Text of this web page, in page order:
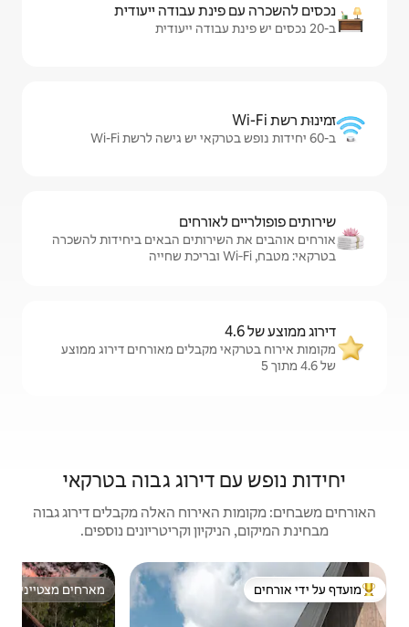
עבודה ייעודית
הבאים ביחידות להשכרה
מקבלים מאורחים דירוג ממוצע
דירוג גבוה בטרקאי
האלה מקבלים דירוג גבוה
וקריטריונים נוספים.
ידי אורחים מארחים מצטיינים
מארחים מצטיינים
בית
בית IVIS - נופש על שפת האגם בוילנה